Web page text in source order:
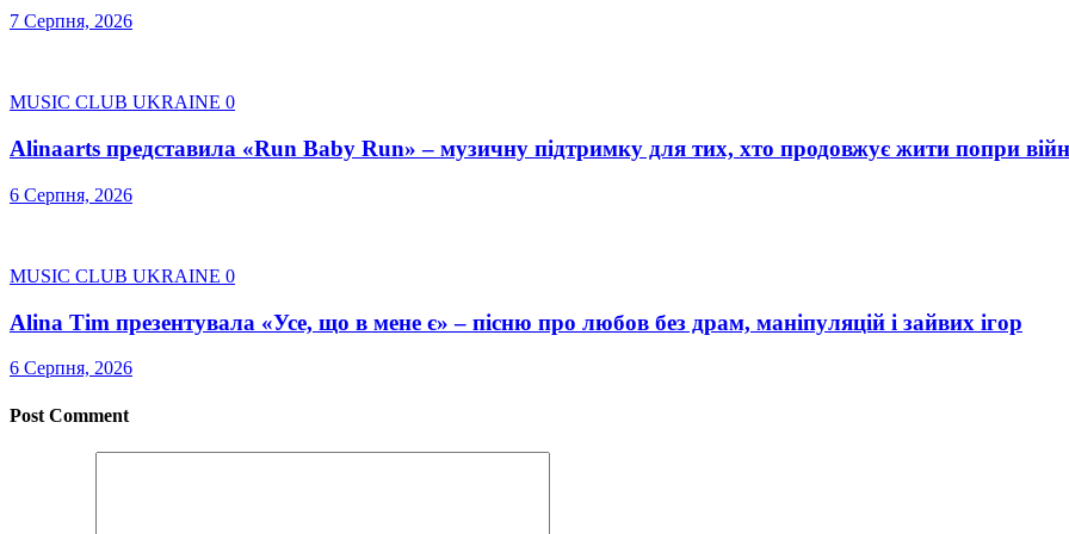
7 Серпня, 2026
MUSIC CLUB UKRAINE 0
Alinaarts представила «Run Baby Run» – музичну підтримку для тих, хто продовжує жити попри
6 Серпня, 2026
MUSIC CLUB UKRAINE 0
Alina Tim презентувала «Усе, що в мене є» – пісню про любов без драм, маніпуляцій і зайвих ігор
6 Серпня, 2026
Post Comment